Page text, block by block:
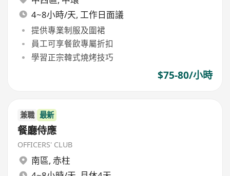
4~8小時/天, 工作日面議
提供專業制服及圍裙
員工可享餐飲專屬折扣
學習正宗韓式燒烤技巧
$75-80/小時
兼職 最新
餐廳侍應
OFFICERS' CLUB
南區, 赤柱